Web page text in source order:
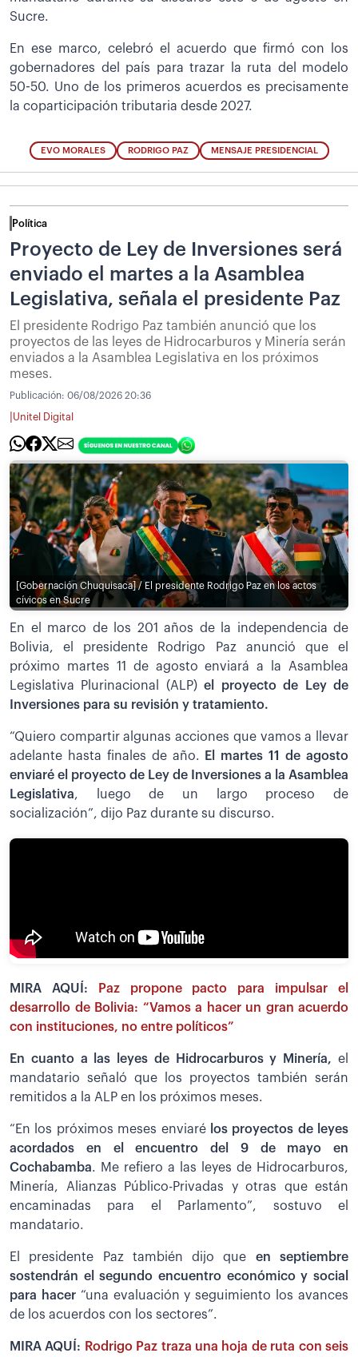
Sucre.
En ese marco, celebró el acuerdo que firmó con los
gobernadores del país para trazar la ruta del modelo
50-50. Uno de los primeros acuerdos es precisamente
la coparticipación tributaria desde 2027.
EVO MORALES RODRIGO PAZ MENSAJE PRESIDENCIAL
Política
Proyecto de Ley de Inversiones será
enviado el martes a la Asamblea
Legislativa, señala el presidente Paz
El presidente Rodrigo Paz también anunció que los
proyectos de las leyes de Hidrocarburos y Minería serán
enviados a la Asamblea Legislativa en los próximos
meses.
Publicación: 06/08/2026 20:36
Unitel Digital
[Gobernación Chuquisaca] / El presidente Rodrigo Paz en los actos
cívicos en Sucre
En el marco de los 201 años de la independencia de
Bolivia, el presidente Rodrigo Paz anunció que el
próximo martes 11 de agosto enviará a la Asamblea
Legislativa Plurinacional (ALP)el proyecto de Ley de
Inversiones para su revisión y tratamiento.
“Quiero compartir algunas acciones que vamos a llevar
adelante hasta finales de año.
El martes 11 de agosto
enviaré el proyecto de Ley de Inversiones a la Asamblea
Legislativa, luego de un largo proceso de
socialización”, dijo Paz durante su discurso.
MIRA AQUÍ:
Paz propone pacto para impulsar el
desarrollo de Bolivia: “Vamos a hacer un gran acuerdo
con instituciones, no entre políticos”
En cuanto a las leyes de Hidrocarburos y Minería, el
mandatario señaló que los proyectos también serán
remitidos a la ALP en los próximos meses.
“En los próximos meses enviaré los proyectos de leyes
acordados en el encuentro del 9 de mayo en
Cochabamba. Me refiero a las leyes de Hidrocarburos,
Minería, Alianzas Público-Privadas y otras que están
encaminadas para el Parlamento”, sostuvo el
mandatario.
El presidente Paz también dijo que en septiembre
sostendrán el segundo encuentro económico y social
para hacer“una evaluación y seguimiento los avances
de los acuerdos con los sectores”.
MIRA AQUÍ: Rodrigo Paz traza una hoja de ruta con seis